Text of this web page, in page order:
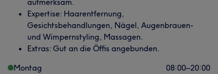
aufmerksam.
Expertise: Haarentfernung,
Gesichtsbehandlungen, Nägel, Augenbrauen-
und Wimpernstyling, Massagen.
Extras: Gut an die Öffis angebunden.
Montag
08:00–20:00